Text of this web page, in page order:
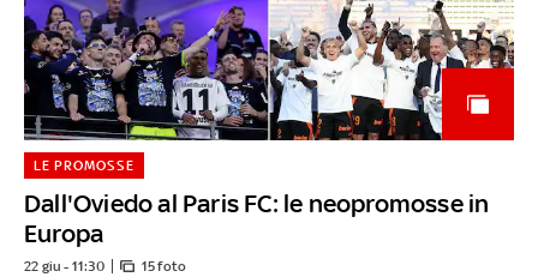
Dall'Oviedo al Paris FC: le neopromosse in
Europa
LE PROMOSSE
22 giu - 11:30 15 foto